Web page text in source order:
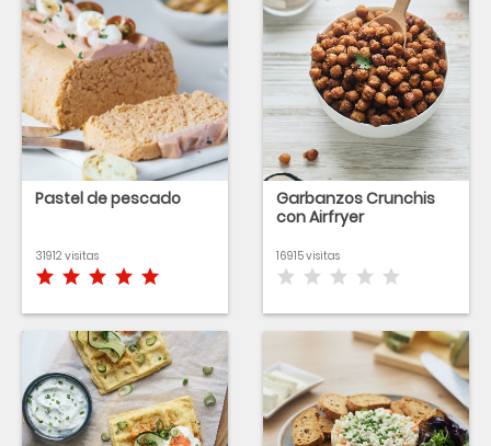
Pastel de pescado
31912 visitas
Garbanzos Crunchis
con Airfryer
16915 visitas